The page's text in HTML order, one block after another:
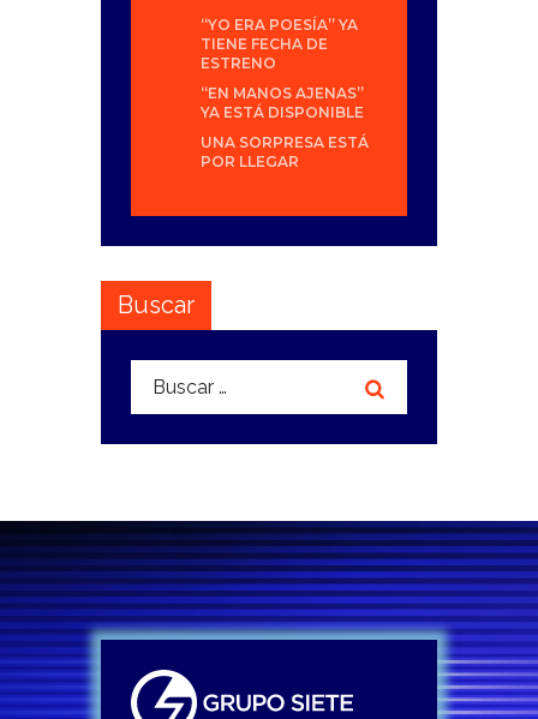
“YO ERA POESÍA” YA
TIENE FECHA DE
ESTRENO
“EN MANOS AJENAS”
YA ESTÁ DISPONIBLE
UNA SORPRESA ESTÁ
POR LLEGAR
Buscar
Buscar: